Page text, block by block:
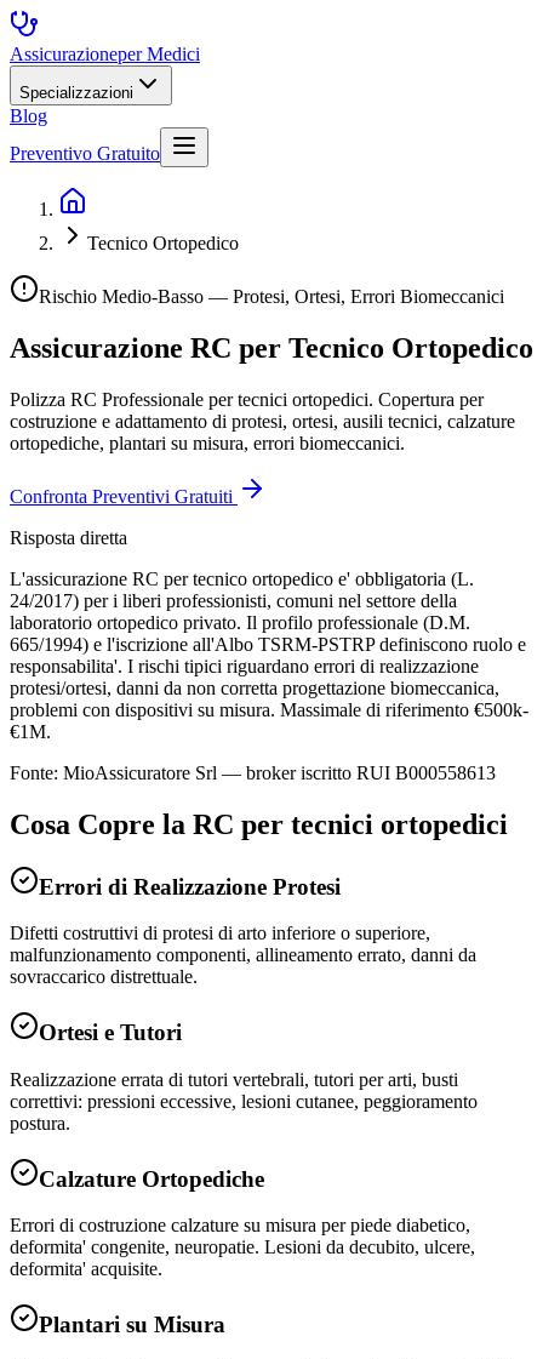
Assicurazioneper Medici
Specializzazioni
Blog
Preventivo Gratuito
Tecnico Ortopedico
Rischio Medio-Basso — Protesi, Ortesi, Errori Biomeccanici
Assicurazione RC per Tecnico Ortopedico
Polizza RC Professionale per tecnici ortopedici. Copertura per
costruzione e adattamento di protesi, ortesi, ausili tecnici, calzature
ortopediche, plantari su misura, errori biomeccanici.
Confronta Preventivi Gratuiti
Risposta diretta
L'assicurazione RC per tecnico ortopedico e' obbligatoria (L.
24/2017) per i liberi professionisti, comuni nel settore della
laboratorio ortopedico privato. Il profilo professionale (D.M.
665/1994) e l'iscrizione all'Albo TSRM-PSTRP definiscono ruolo e
responsabilita'. I rischi tipici riguardano errori di realizzazione
protesi/ortesi, danni da non corretta progettazione biomeccanica,
problemi con dispositivi su misura. Massimale di riferimento €500k-
€1M.
Fonte: MioAssicuratore Srl — broker iscritto RUI B000558613
Cosa Copre la RC per tecnici ortopedici
Errori di Realizzazione Protesi
Difetti costruttivi di protesi di arto inferiore o superiore,
malfunzionamento componenti, allineamento errato, danni da
sovraccarico distrettuale.
Ortesi e Tutori
Realizzazione errata di tutori vertebrali, tutori per arti, busti
correttivi: pressioni eccessive, lesioni cutanee, peggioramento
postura.
Calzature Ortopediche
Errori di costruzione calzature su misura per piede diabetico,
deformita' congenite, neuropatie. Lesioni da decubito, ulcere,
deformita' acquisite.
Plantari su Misura